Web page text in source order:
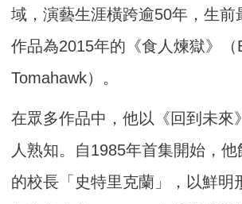
域，演藝生涯橫跨逾50年，生前
作品為2015年的《食人煉獄》（
Tomahawk）。
在眾多作品中，他以《回到未來
人熟知。自1985年首集開始，
的校長「史特里克蘭」，以鮮明